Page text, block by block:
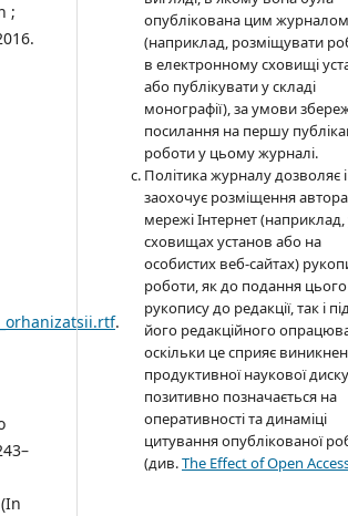
;
.
опублікована цим журналом
(наприклад, розміщувати
в електронному сховищі
або публікувати у складі
монографії), за умови
посилання на першу
роботи у цьому журналі.
Політика журналу дозволяє і
заохочує розміщення
мережі Інтернет (наприклад,
сховищах установ або на
особистих веб-сайтах)
роботи, як до подання цього
рукопису до редакції, так і
його редакційного
оскільки це сприяє
продуктивної наукової
позитивно позначається на
оперативності та динаміці
цитування опублікованої
(див.The Effect of Open